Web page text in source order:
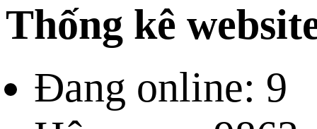
Thống kê
Đang online: 9